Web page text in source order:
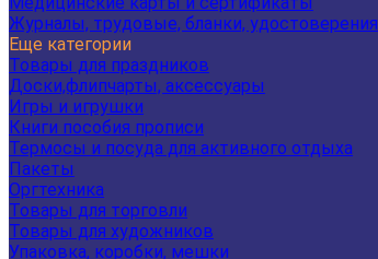
Журналы, трудовые, бланки, удостоверения
Еще категории
Товары для праздников
Доски,флипчарты, аксессуары
Игры и игрушки
Книги пособия прописи
Термосы и посуда для активного отдыха
Пакеты
Оргтехника
Товары для торговли
Товары для художников
Упаковка, коробки, мешки